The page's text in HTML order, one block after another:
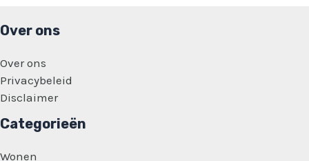
Over ons
Over ons
Privacybeleid
Disclaimer
Categorieën
Wonen